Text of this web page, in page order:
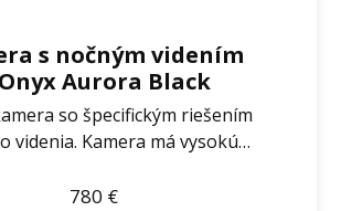
s nočným videním
Aurora Black
so špecifickým riešením
videnia. Kamera má vysokú…
780 €